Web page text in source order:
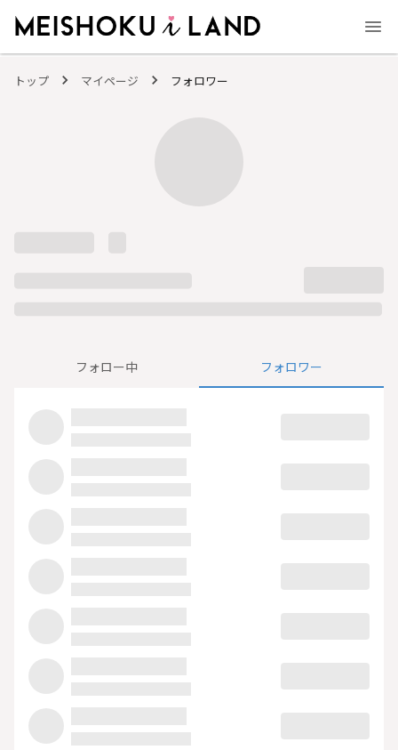
トップ マイページ フォロワー
フォロー中 フォロワー